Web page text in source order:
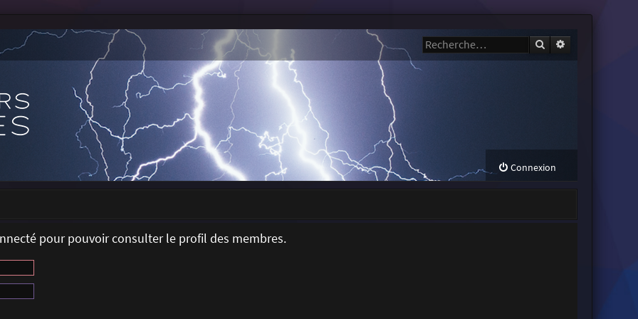
Rechercher
Connexion
pour pouvoir consulter le profil des membres.